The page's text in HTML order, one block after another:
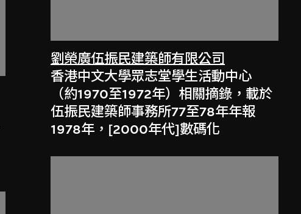
劉榮廣伍振民建築師有限公司
香港中文大學眾志堂學生活動中心
（約1970至1972年）相關摘錄，載於
伍振民建築師事務所77至78年年報
1978年，[2000年代]數碼化